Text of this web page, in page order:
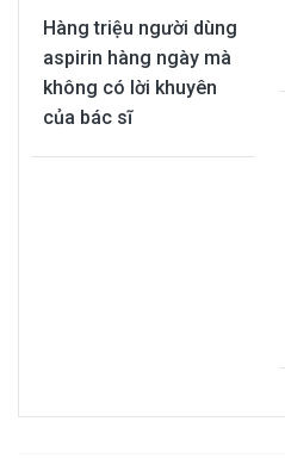
Hàng triệu người dùng
aspirin hàng ngày mà
không có lời khuyên
của bác sĩ